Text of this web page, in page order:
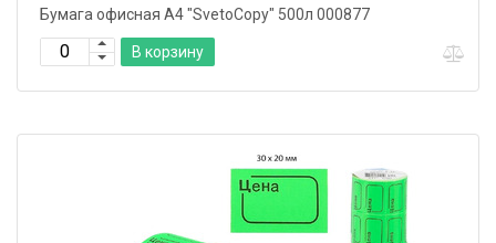
Бумага офисная А4 "SvetoCopy" 500л 000877
В корзину